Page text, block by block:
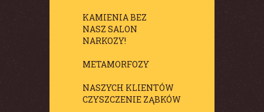
KAMIENIA BEZ
NARKOZY!
NASZ SALON
METAMORFOZY
NASZYCH KLIENTÓW
CZYSZCZENIE ZĄBKÓW